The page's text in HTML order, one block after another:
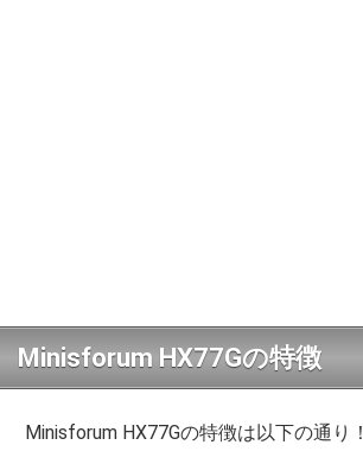
Minisforum HX77Gの特徴
Minisforum HX77Gの特徴は以下の通り！